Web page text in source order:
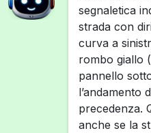
segnaletica
strada con
curva a
rombo giallo
pannello
l’andamento
precedenza.
anche se la